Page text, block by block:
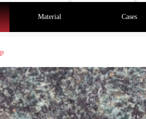
Material Cases